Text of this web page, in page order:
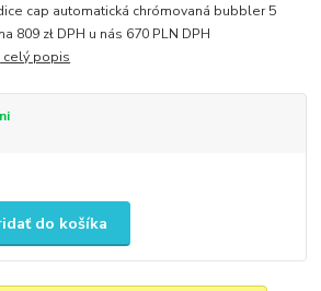
cap automatická chrómovaná bubbler 5
809 zł DPH u nás 670 PLN DPH
celý popis
do košíka